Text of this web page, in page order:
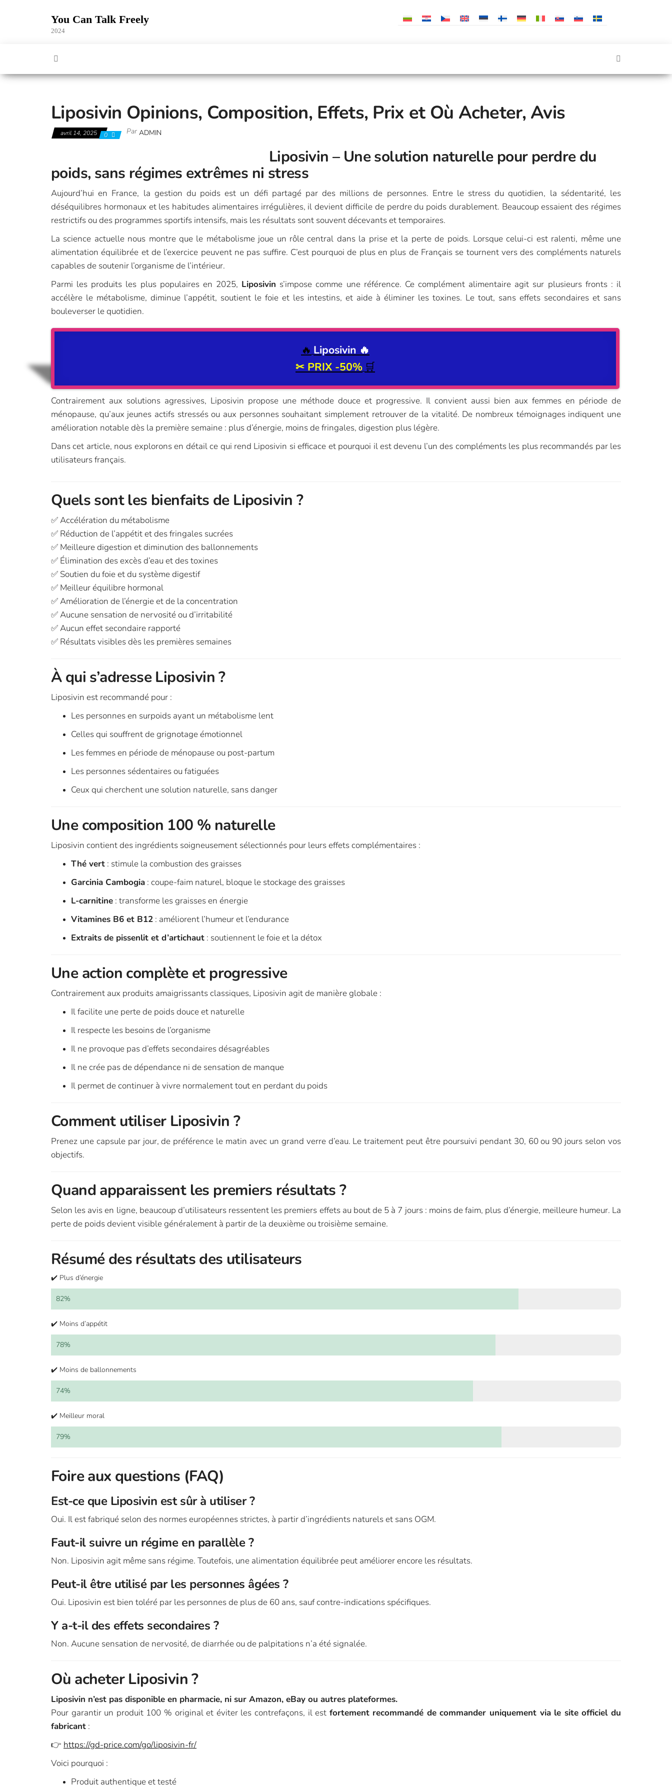
You Can Talk Freely
2024
Liposivin Opinions, Composition, Effets, Prix et Où Acheter, Avis
avril 14, 2025 0 Par ADMIN
Liposivin – Une solution naturelle pour perdre du
poids, sans régimes extrêmes ni stress
Aujourd’hui en France, la gestion du poids est un défi partagé par des millions de personnes. Entre le stress du quotidien, la sédentarité, les
déséquilibres hormonaux et les habitudes alimentaires irrégulières, il devient difficile de perdre du poids durablement. Beaucoup essaient des régimes
restrictifs ou des programmes sportifs intensifs, mais les résultats sont souvent décevants et temporaires.
La science actuelle nous montre que le métabolisme joue un rôle central dans la prise et la perte de poids. Lorsque celui-ci est ralenti, même une
alimentation équilibrée et de l’exercice peuvent ne pas suffire. C’est pourquoi de plus en plus de Français se tournent vers des compléments naturels
capables de soutenir l’organisme de l’intérieur.
Parmi les produits les plus populaires en 2025, Liposivin s’impose comme une référence. Ce complément alimentaire agit sur plusieurs fronts : il
accélère le métabolisme, diminue l’appétit, soutient le foie et les intestins, et aide à éliminer les toxines. Le tout, sans effets secondaires et sans
bouleverser le quotidien.
🔥 Liposivin 🔥
✂ PRIX -50% 🛒
Contrairement aux solutions agressives, Liposivin propose une méthode douce et progressive. Il convient aussi bien aux femmes en période de
ménopause, qu’aux jeunes actifs stressés ou aux personnes souhaitant simplement retrouver de la vitalité. De nombreux témoignages indiquent une
amélioration notable dès la première semaine : plus d’énergie, moins de fringales, digestion plus légère.
Dans cet article, nous explorons en détail ce qui rend Liposivin si efficace et pourquoi il est devenu l’un des compléments les plus recommandés par les
utilisateurs français.
Quels sont les bienfaits de Liposivin ?
✅ Accélération du métabolisme
✅ Réduction de l’appétit et des fringales sucrées
✅ Meilleure digestion et diminution des ballonnements
✅ Élimination des excès d’eau et des toxines
✅ Soutien du foie et du système digestif
✅ Meilleur équilibre hormonal
✅ Amélioration de l’énergie et de la concentration
✅ Aucune sensation de nervosité ou d’irritabilité
✅ Aucun effet secondaire rapporté
✅ Résultats visibles dès les premières semaines
À qui s’adresse Liposivin ?
Liposivin est recommandé pour :
Les personnes en surpoids ayant un métabolisme lent
Celles qui souffrent de grignotage émotionnel
Les femmes en période de ménopause ou post-partum
Les personnes sédentaires ou fatiguées
Ceux qui cherchent une solution naturelle, sans danger
Une composition 100 % naturelle
Liposivin contient des ingrédients soigneusement sélectionnés pour leurs effets complémentaires :
Thé vert : stimule la combustion des graisses
Garcinia Cambogia : coupe-faim naturel, bloque le stockage des graisses
L-carnitine : transforme les graisses en énergie
Vitamines B6 et B12 : améliorent l’humeur et l’endurance
Extraits de pissenlit et d’artichaut : soutiennent le foie et la détox
Une action complète et progressive
Contrairement aux produits amaigrissants classiques, Liposivin agit de manière globale :
Il facilite une perte de poids douce et naturelle
Il respecte les besoins de l’organisme
Il ne provoque pas d’effets secondaires désagréables
Il ne crée pas de dépendance ni de sensation de manque
Il permet de continuer à vivre normalement tout en perdant du poids
Comment utiliser Liposivin ?
Prenez une capsule par jour, de préférence le matin avec un grand verre d’eau. Le traitement peut être poursuivi pendant 30, 60 ou 90 jours selon vos
objectifs.
Quand apparaissent les premiers résultats ?
Selon les avis en ligne, beaucoup d’utilisateurs ressentent les premiers effets au bout de 5 à 7 jours : moins de faim, plus d’énergie, meilleure humeur. La
perte de poids devient visible généralement à partir de la deuxième ou troisième semaine.
Résumé des résultats des utilisateurs
✔️ Plus d’énergie
82%
✔️ Moins d’appétit
78%
✔️ Moins de ballonnements
74%
✔️ Meilleur moral
79%
Foire aux questions (FAQ)
Est-ce que Liposivin est sûr à utiliser ?
Oui. Il est fabriqué selon des normes européennes strictes, à partir d’ingrédients naturels et sans OGM.
Faut-il suivre un régime en parallèle ?
Non. Liposivin agit même sans régime. Toutefois, une alimentation équilibrée peut améliorer encore les résultats.
Peut-il être utilisé par les personnes âgées ?
Oui. Liposivin est bien toléré par les personnes de plus de 60 ans, sauf contre-indications spécifiques.
Y a-t-il des effets secondaires ?
Non. Aucune sensation de nervosité, de diarrhée ou de palpitations n’a été signalée.
Où acheter Liposivin ?
Liposivin n’est pas disponible en pharmacie, ni sur Amazon, eBay ou autres plateformes.
Pour garantir un produit 100 % original et éviter les contrefaçons, il est fortement recommandé de commander uniquement via le site officiel du
fabricant :
👉 https://gd-price.com/go/liposivin-fr/
Voici pourquoi :
Produit authentique et testé